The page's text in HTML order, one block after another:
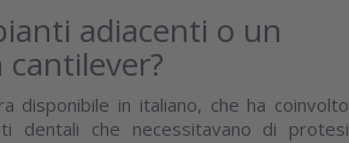
adiacenti o un
disponibile in italiano, che ha coinvolto
dentali che necessitavano di protesi